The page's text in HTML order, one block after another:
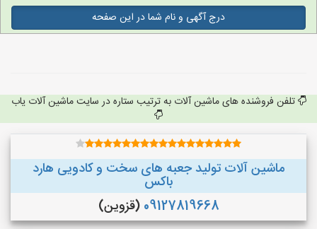
درج آگهی و نام شما در این صفحه
تلفن فروشنده های ماشین آلات به ترتیب ستاره در سایت ماشین آلات یاب
ماشین آلات تولید جعبه های سخت و کادویی هارد
باکس
09127819668 (قزوین)